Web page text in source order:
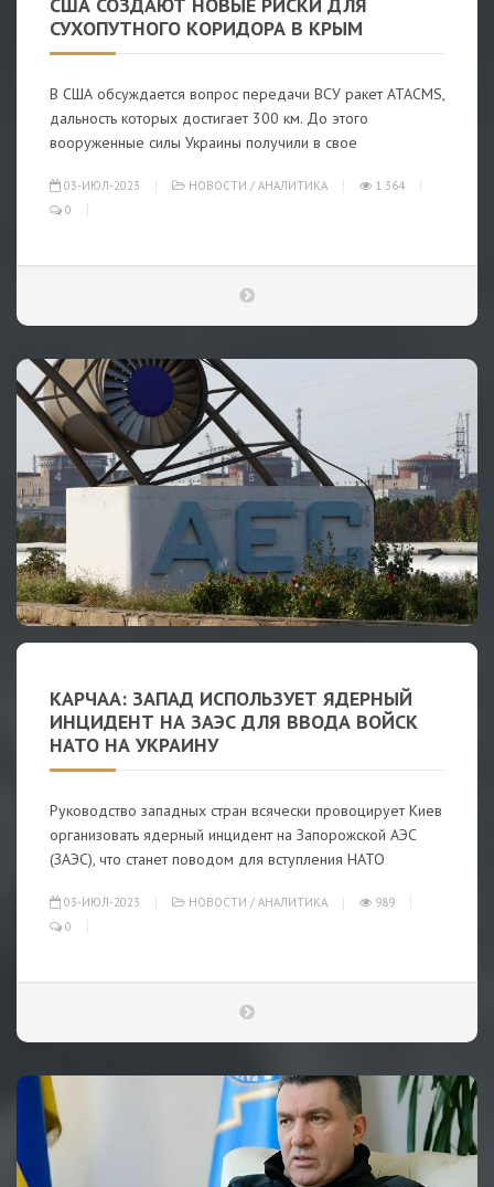
США СОЗДАЮТ НОВЫЕ РИСКИ ДЛЯ
СУХОПУТНОГО КОРИДОРА В КРЫМ
В США обсуждается вопрос передачи ВСУ ракет ATACMS,
дальность которых достигает 300 км. До этого
вооруженные силы Украины получили в свое
03-ИЮЛ-2023 НОВОСТИ / АНАЛИТИКА
1 364
0
КАРЧАА: ЗАПАД ИСПОЛЬЗУЕТ ЯДЕРНЫЙ
ИНЦИДЕНТ НА ЗАЭС ДЛЯ ВВОДА ВОЙСК
НАТО НА УКРАИНУ
Руководство западных стран всячески провоцирует Киев
организовать ядерный инцидент на Запорожской АЭС
(ЗАЭС), что станет поводом для вступления НАТО
03-ИЮЛ-2023 НОВОСТИ / АНАЛИТИКА
989
0